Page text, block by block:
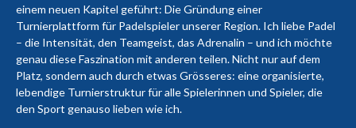
einem neuen Kapitel geführt: Die Gründung einer
Turnierplattform für Padelspieler unserer Region. Ich liebe Padel
– die Intensität, den Teamgeist, das Adrenalin – und ich möchte
genau diese Faszination mit anderen teilen. Nicht nur auf dem
Platz, sondern auch durch etwas Grösseres: eine organisierte,
lebendige Turnierstruktur für alle Spielerinnen und Spieler, die
den Sport genauso lieben wie ich.